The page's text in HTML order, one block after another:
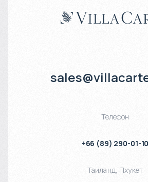
Телефон
+66 (89) 290-01-10
Таиланд, Пхукет